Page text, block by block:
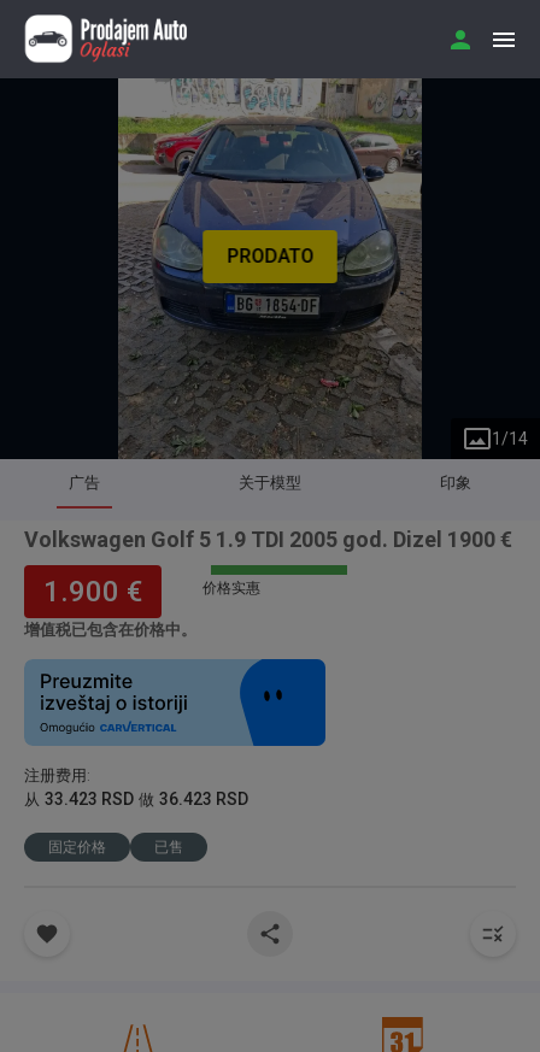
PRODATO
1 /14
广告 关于模型 印象
Volkswagen Golf 5 1.9 TDI 2005 god. Dizel 1900 €
1.900 €
增值税已包含在价格中。
价格实惠
注册费用 :
从 33.423 RSD 做 36.423 RSD
固定价格 已售